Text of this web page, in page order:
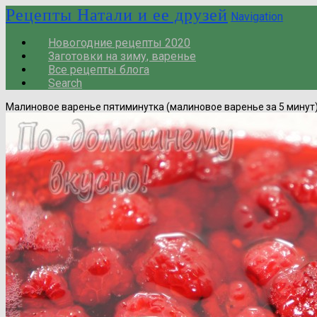
Рецепты Натали и ее друзей Navigation
Новогодние рецепты 2020
Заготовки на зиму, варенье
Все рецепты блога
Search
Малиновое варенье пятиминутка (малиновое варенье за 5